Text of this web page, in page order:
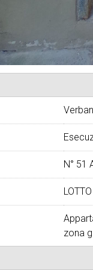
N° 51
zona